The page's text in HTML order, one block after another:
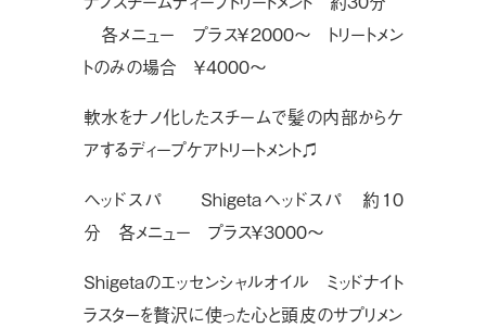
各メニュー プラス￥2000〜 トリートメン
トのみの場合 ￥4000〜
軟水をナノ化したスチームで髪の内部からケ
アするディープケアトリートメント♫
ヘッドスパ
Shigetaヘッドスパ 約10
分 各メニュー プラス￥3000〜
Shigetaのエッセンシャルオイル ミッドナイト
ラスターを贅沢に使った心と頭皮のサプリメン